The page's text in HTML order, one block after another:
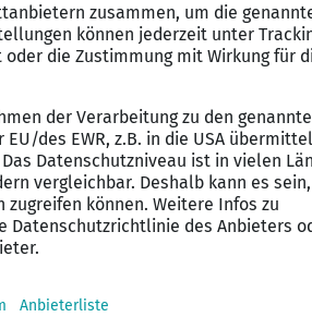
Berufsausbildung
im Bereich Einkauf mit
in Wort und